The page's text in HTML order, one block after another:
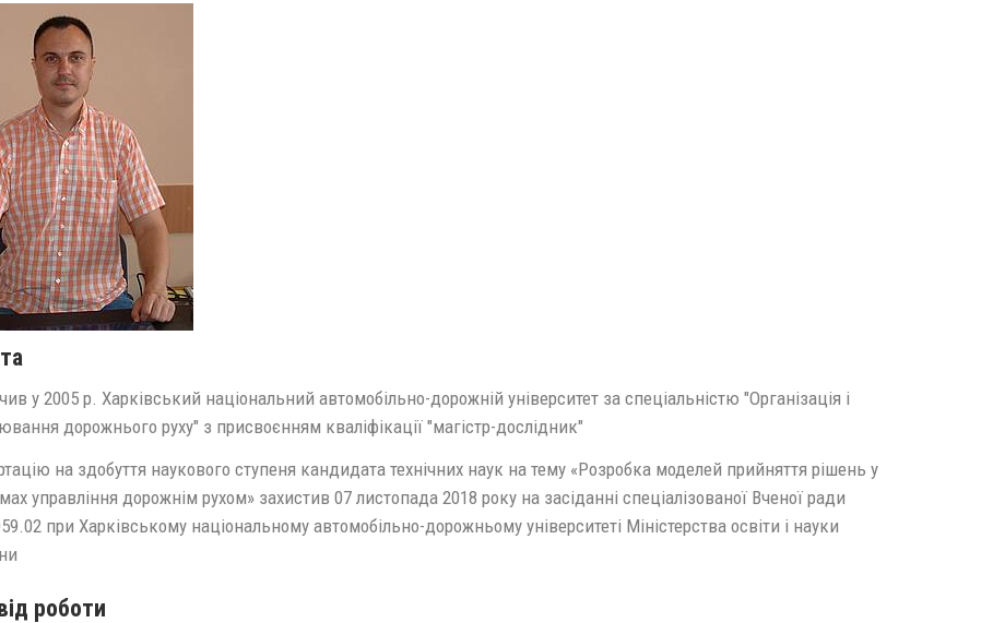
у 2005 р. Харківський національний автомобільно-дорожній університет за спеціальністю "Організація і
дорожнього руху" з присвоєнням кваліфікації "магістр-дослідник"
на здобуття наукового ступеня кандидата технічних наук на тему «Розробка моделей прийняття рішень у
управління дорожнім рухом» захистив 07 листопада 2018 року на засіданні спеціалізованої Вченої ради
при Харківському національному автомобільно-дорожньому університеті Міністерства освіти і науки
роботи